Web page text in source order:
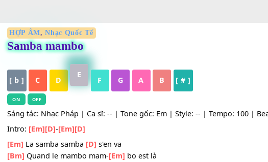
Samba mambo
[ b ] C D F G A B [ # ]
Sáng tác: Nhạc Pháp | Ca sĩ: -- | Tone gốc: Em | Style: -- | Tempo: